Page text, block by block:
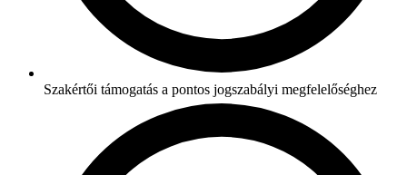
Szakértői támogatás a pontos jogszabályi megfelelőséghez